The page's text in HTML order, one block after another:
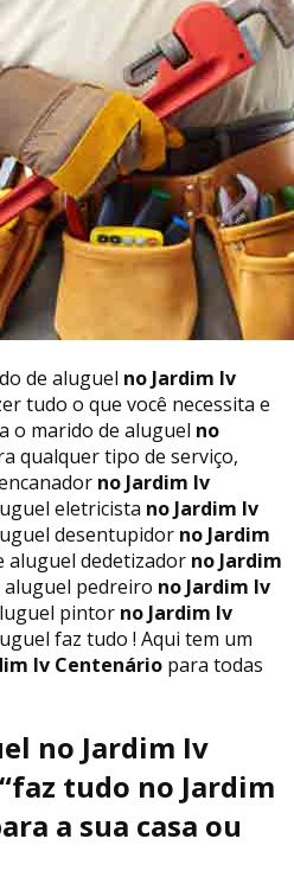
de aluguel no Jardim Iv
tudo o que você necessita e
o marido de aluguel no
qualquer tipo de serviço,
no Jardim Iv
eletricista no Jardim Iv
desentupidor no Jardim
aluguel dedetizador no Jardim
aluguel pedreiro no Jardim Iv
pintor no Jardim Iv
faz tudo ! Aqui tem um
Iv Centenário para todas
no Jardim Iv
tudo no Jardim
a sua casa ou